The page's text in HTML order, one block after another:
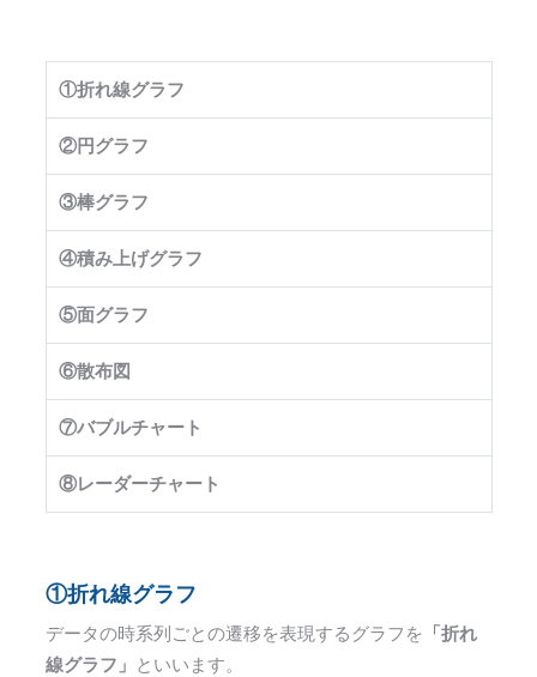
①折れ線グラフ
②円グラフ
③棒グラフ
④積み上げグラフ
⑤面グラフ
⑥散布図
⑦バブルチャート
⑧レーダーチャート
①折れ線グラフ
データの時系列ごとの遷移を表現するグラフを 「折れ
線グラフ」 といいます。